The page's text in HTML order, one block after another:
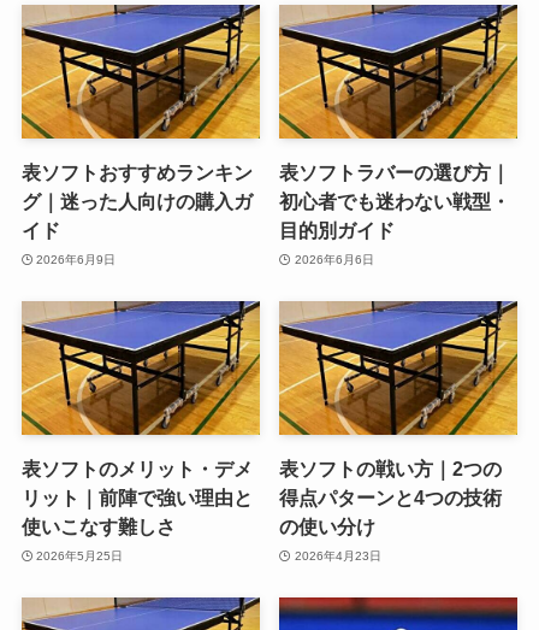
表ソフトおすすめランキン
グ｜迷った人向けの購入ガ
イド
2026年6月9日
表ソフトラバーの選び方｜
初心者でも迷わない戦型・
目的別ガイド
2026年6月6日
表ソフトのメリット・デメ
リット｜前陣で強い理由と
使いこなす難しさ
2026年5月25日
表ソフトの戦い方｜2つの
得点パターンと4つの技術
の使い分け
2026年4月23日